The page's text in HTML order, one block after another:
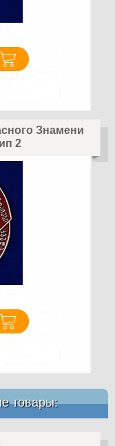
Знамени
2
товары: